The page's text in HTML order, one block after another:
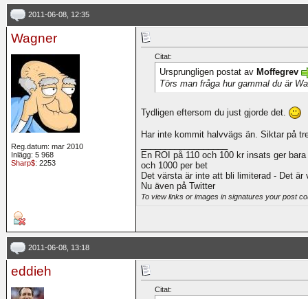
2011-06-08, 12:35
Wagner
Reg.datum: mar 2010
Inlägg: 5 968
Sharp$: 2253
Citat:
Ursprungligen postat av Moffegrev
Törs man fråga hur gammal du är
Tydligen eftersom du just gjorde det.
Har inte kommit halvvägs än. Siktar på
En ROI på 110 och 100 kr insats ger
och 1000 per bet
Det värsta är inte att bli limiterad - Det är
Nu även på Twitter
To view links or images in signatures your post
2011-06-08, 13:18
eddieh
Citat: